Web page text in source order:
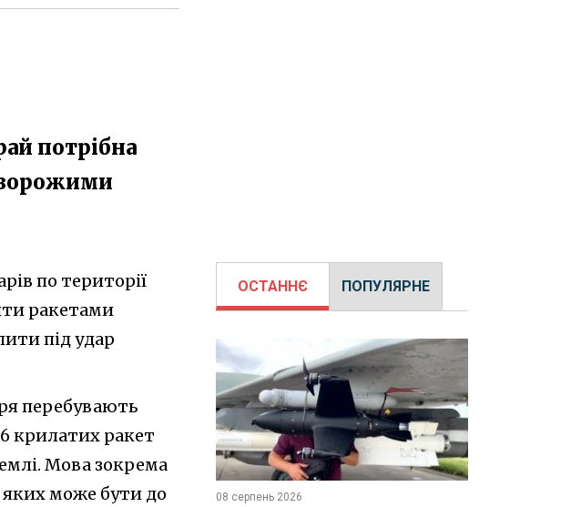
потрібна
ворожими
по території
ракетами
під удар
перебувають
крилатих ракет
Мова зокрема
яких може бути до
ОСТАННЄ ПОПУЛЯРНЕ
08 серпень 2026